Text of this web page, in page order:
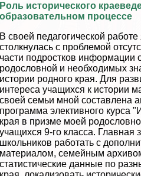
Роль исторического
образовательном процессе
В своей педагогической работе
столкнулась с проблемой
части подростков информации
родословной и необходимых
истории родного края. Для
интереса учащихся к истории
своей семьи мной составлена
программа элективного курса
края в призме моей
учащихся 9-го класса. Главная
школьников работать с
материалом, семейным
статистические данные по